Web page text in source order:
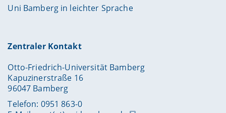
Uni Bamberg in leichter Sprache
Zentraler Kontakt
Otto-Friedrich-Universität Bamberg
Kapuzinerstraße 16
96047 Bamberg
Telefon: 0951 863-0